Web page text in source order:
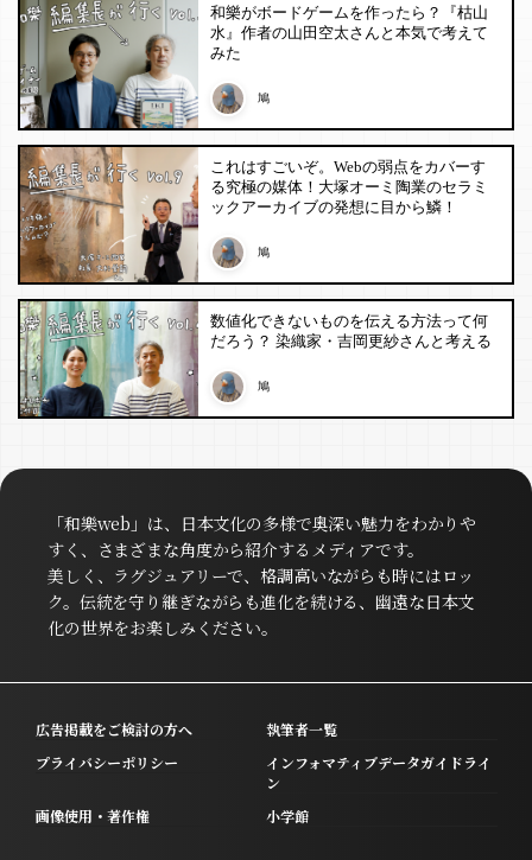
和樂がボードゲームを作ったら？『枯山
水』作者の山田空太さんと本気で考えて
みた
鳩
これはすごいぞ。Webの弱点をカバーす
る究極の媒体！大塚オーミ陶業のセラミ
ックアーカイブの発想に目から鱗！
鳩
数値化できないものを伝える方法って何
だろう？ 染織家・吉岡更紗さんと考える
鳩
「和樂web」は、日本文化の多様で奥深い魅力をわかりや
すく、さまざまな角度から紹介するメディアです。
美しく、ラグジュアリーで、格調高いながらも時にはロッ
ク。伝統を守り継ぎながらも進化を続ける、幽遠な日本文
化の世界をお楽しみください。
広告掲載をご検討の方へ
執筆者一覧
プライバシーポリシー
インフォマティブデータガイドライ
ン
画像使用・著作権
小学館